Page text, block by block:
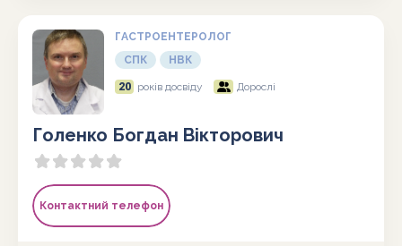
ГАСТРОЕНТЕРОЛОГ
СПК
НВК
20 років досвіду Дорослі
Голенко Богдан Вікторович
Контактний телефон